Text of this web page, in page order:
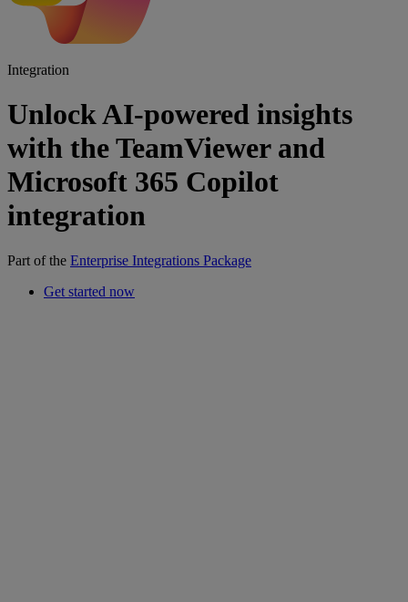
Integration
Unlock AI-powered insights
with the TeamViewer and
Microsoft 365 Copilot
integration
Part of the Enterprise Integrations Package
Get started now